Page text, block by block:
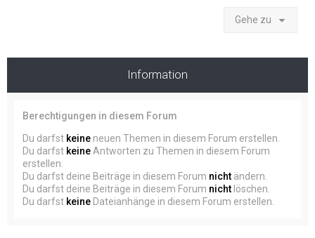
Gehe zu
Information
Berechtigungen in diesem Forum
Du darfst keine neuen Themen in diesem Forum erstellen.
Du darfst keine Antworten zu Themen in diesem Forum
erstellen.
Du darfst deine Beiträge in diesem Forum nicht ändern.
Du darfst deine Beiträge in diesem Forum nicht löschen.
Du darfst keine Dateianhänge in diesem Forum erstellen.